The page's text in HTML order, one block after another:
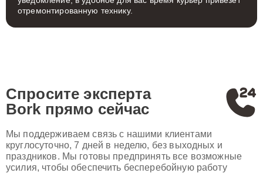
отремонтированную технику.
Спросите эксперта
Bork прямо сейчас
Мы поддерживаем связь с нашими клиентами
круглосуточно, 7 дней в неделю, без выходных и
праздников. Мы готовы предпринять все возможные
усилия, чтобы обеспечить бесперебойную работу